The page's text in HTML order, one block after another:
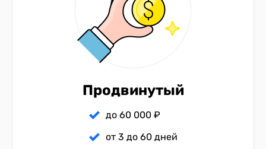
Продвинутый
до 60 000 ₽
от 3 до 60 дней